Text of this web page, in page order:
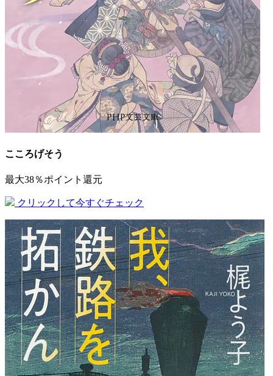
こころげそう
最大38％ポイント還元
クリックして今すぐチェック